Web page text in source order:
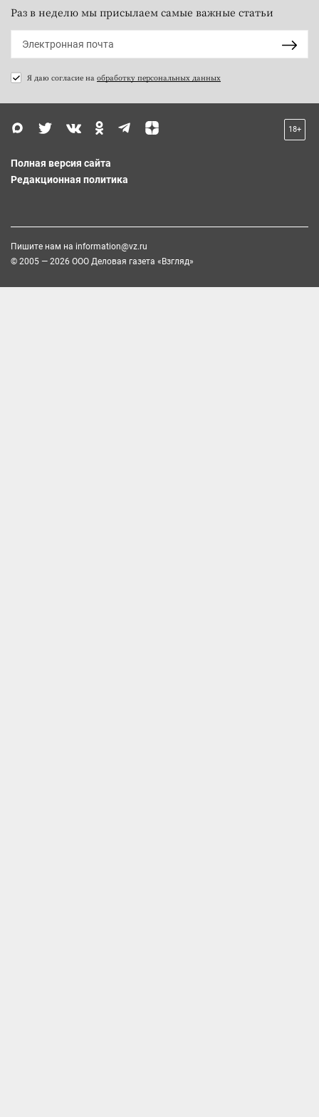
Раз в неделю мы присылаем самые важные статьи
Я даю согласие на обработку персональных данных
18+
Полная версия сайта
Редакционная политика
Пишите нам на information@vz.ru
© 2005 — 2026 ООО Деловая газета «Взгляд»